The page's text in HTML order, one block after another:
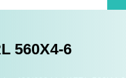
560X4-6